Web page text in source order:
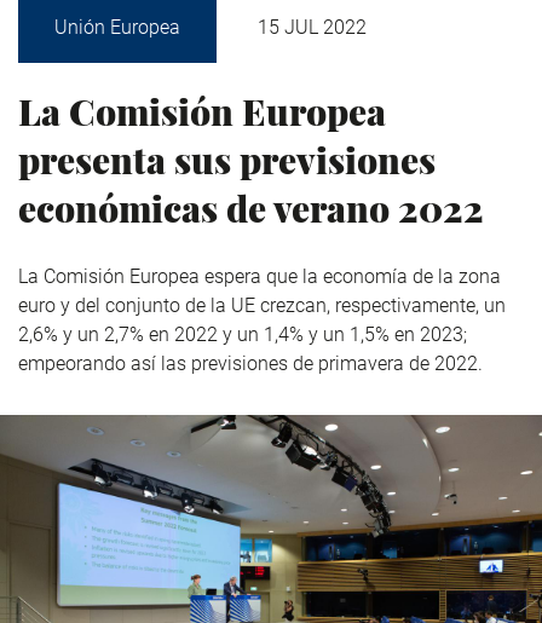
Unión Europea 15 JUL 2022
La Comisión Europea
presenta sus previsiones
económicas de verano 2022
La Comisión Europea espera que la economía de la zona
euro y del conjunto de la UE crezcan, respectivamente, un
2,6% y un 2,7% en 2022 y un 1,4% y un 1,5% en 2023;
empeorando así las previsiones de primavera de 2022.